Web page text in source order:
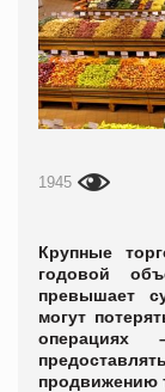
1945
Крупные
годовой
превышает
могут
продвижению